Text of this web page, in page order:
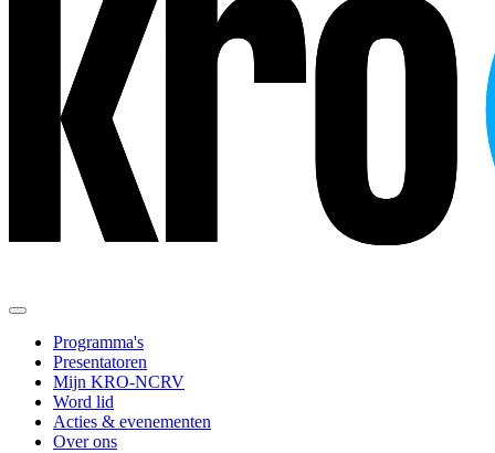
Programma's
Presentatoren
Mijn KRO-NCRV
Word lid
Acties & evenementen
Over ons